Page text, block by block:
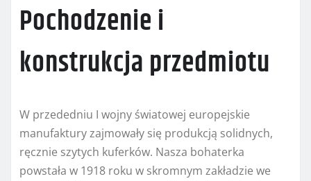
Pochodzenie i
konstrukcja przedmiotu
W przededniu I wojny światowej europejskie
manufaktury zajmowały się produkcją solidnych,
ręcznie szytych kuferków. Nasza bohaterka
powstała w 1918 roku w skromnym zakładzie we